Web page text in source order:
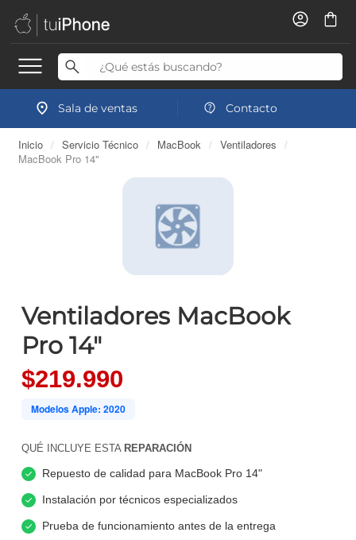
Sala de ventas Contacto
Inicio / Servicio Técnico / MacBook / Ventiladores /
MacBook Pro 14"
Ventiladores MacBook
Pro 14"
$219.990
Modelos Apple: 2020
QUÉ INCLUYE ESTA REPARACIÓN
Repuesto de calidad para MacBook Pro 14"
Instalación por técnicos especializados
Prueba de funcionamiento antes de la entrega